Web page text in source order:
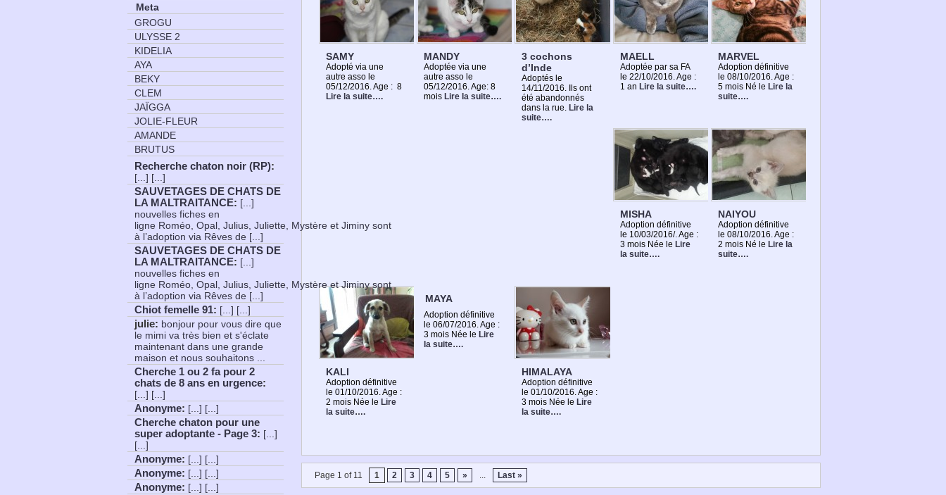
SAMY
Adopté via une
autre asso le
05/12/2016. Age : 8
Lire la suite….
MANDY
Adoptée via une
autre asso le
05/12/2016. Age: 8
mois Lire la suite….
3 cochons
d’Inde
Adoptés le
14/11/2016. Ils ont
été abandonnés
dans la rue. Lire la
suite….
MAELL
Adoptée par sa FA
le 22/10/2016. Age :
1 an Lire la suite….
MARVEL
Adoption définitive
le 08/10/2016. Age :
5 mois Né le Lire la
suite….
MISHA
Adoption définitive
le 10/03/2016/. Age :
3 mois Née le Lire
la suite….
NAIYOU
Adoption définitive
le 08/10/2016. Age :
2 mois Né le Lire la
suite….
KALI
Adoption définitive
le 01/10/2016. Age :
2 mois Née le Lire
la suite….
MAYA
Adoption définitive
le 06/07/2016. Age :
3 mois Née le Lire
la suite….
HIMALAYA
Adoption définitive
le 01/10/2016. Age :
3 mois Née le Lire
la suite….
Page 1 of 11 1 2 3 4 5 » ... Last »
Meta
GROGU
ULYSSE 2
KIDELIA
AYA
BEKY
CLEM
JAÏGGA
JOLIE-FLEUR
AMANDE
BRUTUS
Recherche chaton noir (RP):
[...] [...]
SAUVETAGES DE CHATS DE
LA MALTRAITANCE: [...]
nouvelles fiches en
ligne Roméo, Opal, Julius, Juliette, Mystère et Jiminy sont
à l’adoption via Rêves de [...]
SAUVETAGES DE CHATS DE
LA MALTRAITANCE: [...]
nouvelles fiches en
ligne Roméo, Opal, Julius, Juliette, Mystère et Jiminy sont
à l’adoption via Rêves de [...]
Chiot femelle 91: [...] [...]
julie: bonjour pour vous dire que
le mimi va très bien et s'éclate
maintenant dans une grande
maison et nous souhaitons ...
Cherche 1 ou 2 fa pour 2
chats de 8 ans en urgence:
[...] [...]
Anonyme: [...] [...]
Cherche chaton pour une
super adoptante - Page 3: [...]
[...]
Anonyme: [...] [...]
Anonyme: [...] [...]
Anonyme: [...] [...]